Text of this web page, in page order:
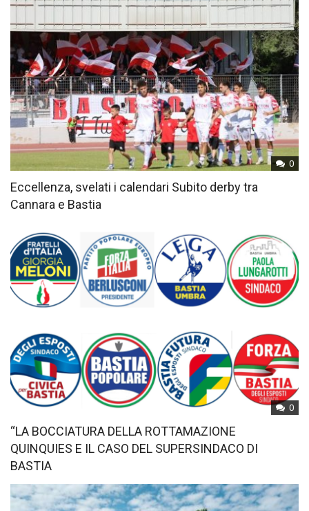
0
Eccellenza, svelati i calendari Subito derby tra
Cannara e Bastia
0
“LA BOCCIATURA DELLA ROTTAMAZIONE
QUINQUIES E IL CASO DEL SUPERSINDACO DI
BASTIA